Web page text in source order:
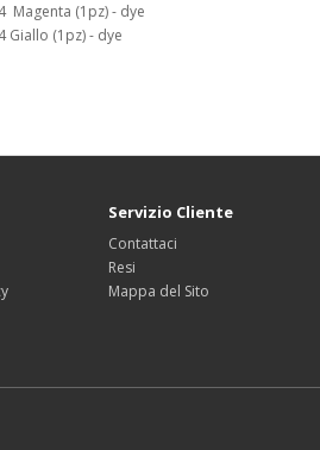
Magenta (1pz) - dye
Giallo (1pz) - dye
Servizio Cliente
Contattaci
Resi
Mappa del Sito